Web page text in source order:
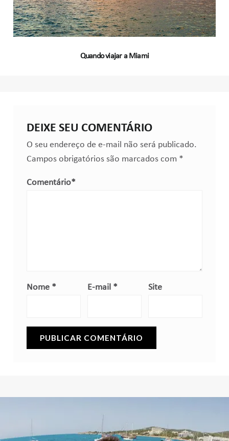
Quando viajar a Miami
DEIXE SEU COMENTÁRIO
O seu endereço de e-mail não será publicado.
Campos obrigatórios são marcados com *
Comentário*
Nome * E-mail * Site